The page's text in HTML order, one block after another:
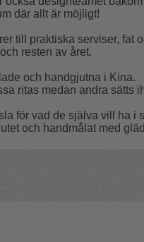
där allt är möjligt!
till praktiska serviser, fat
resten av året.
och handgjutna i Kina.
ritas medan andra sätts
för vad de själva vill ha i
och handmålat med